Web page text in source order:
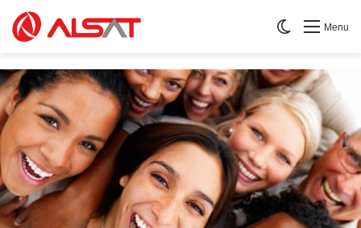
Menu
Switch skin